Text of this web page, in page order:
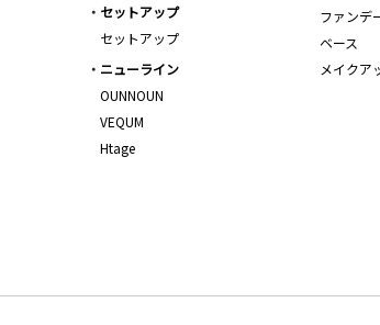
ファンデ
ベース
メイクア
セットアップ
セットアップ
ニューライン
OUNNOUN
VEQUM
Htage